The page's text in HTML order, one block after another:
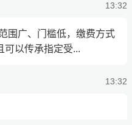
13:32
围广、门槛低，缴费方式
可以传承指定受...
13:32